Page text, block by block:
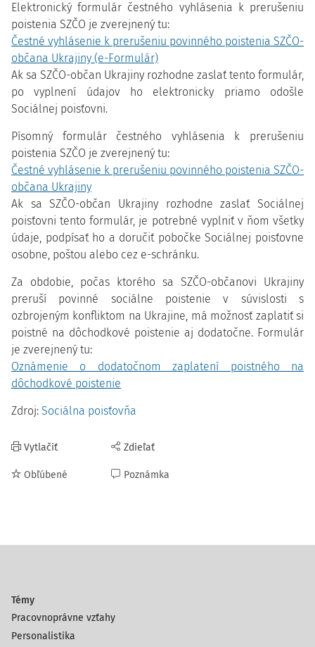
Elektronický formulár čestného vyhlásenia k prerušeniu
poistenia SZČO je zverejnený tu:
Čestné vyhlásenie k prerušeniu povinného poistenia SZČO-
občana Ukrajiny (e-Formulár)
Ak sa SZČO-občan Ukrajiny rozhodne zaslať tento formulár,
po vyplnení údajov ho elektronicky priamo odošle
Sociálnej poisťovni.
Písomný formulár čestného vyhlásenia k prerušeniu
poistenia SZČO je zverejnený tu:
Čestné vyhlásenie k prerušeniu povinného poistenia SZČO-
občana Ukrajiny
Ak sa SZČO-občan Ukrajiny rozhodne zaslať Sociálnej
poisťovni tento formulár, je potrebné vyplniť v ňom všetky
údaje, podpísať ho a doručiť pobočke Sociálnej poisťovne
osobne, poštou alebo cez e-schránku.
Za obdobie, počas ktorého sa SZČO-občanovi Ukrajiny
preruší povinné sociálne poistenie v súvislosti s
ozbrojeným konfliktom na Ukrajine, má možnosť zaplatiť si
poistné na dôchodkové poistenie aj dodatočne. Formulár
je zverejnený tu:
Oznámenie o dodatočnom zaplatení poistného na
dôchodkové poistenie
Zdroj: Sociálna poisťovňa
Vytlačiť
Obľúbené
Zdieľať
Poznámka
Témy
Pracovnoprávne vzťahy
Personalistika